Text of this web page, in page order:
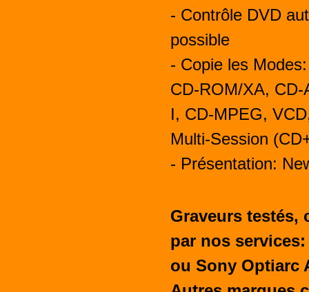
- Contrôle DVD
possible
- Copie les
CD-ROM/XA,
I, CD-MPEG,
Multi-Session
- Présentation:
Graveurs testés,
par nos services:
ou Sony Optiarc